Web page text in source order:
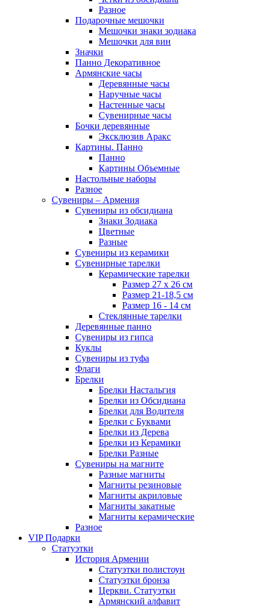
Разное
Подарочные мешочки
Мешочки знаки зодиака
Мешочки для вин
Значки
Панно Декоративное
Армянские часы
Деревянные часы
Наручные часы
Настенные часы
Сувенирные часы
Бочки деревянные
Эксклюзив Аракс
Картины. Панно
Панно
Картины Объемные
Настольные наборы
Разное
Сувениры – Армения
Сувениры из обсидиана
Знаки Зодиака
Цветные
Разные
Сувениры из керамики
Сувенирные тарелки
Керамические тарелки
Размер 27 х 26 см
Размер 21-18,5 см
Размер 16 - 14 см
Стеклянные тарелки
Деревянные панно
Сувениры из гипса
Куклы
Сувениры из туфа
Флаги
Брелки
Брелки Настальгия
Брелки из Обсидиана
Брелки для Водителя
Брелки с Буквами
Брелки из Дерева
Брелки из Керамики
Брелки Разные
Сувениры на магните
Разные магниты
Магниты резиновые
Магниты акриловые
Магниты закатные
Магниты керамические
Разное
VIP Подарки
Статуэтки
История Армении
Статуэтки полистоун
Статуэтки бронза
Церкви. Статуэтки
Армянский алфавит